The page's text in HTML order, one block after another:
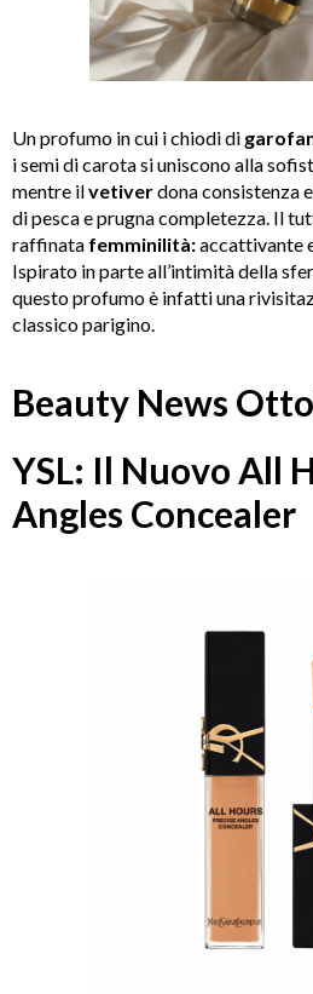
Un profumo in cui i chiodi di
i semi di carota si uniscono alla
mentre ilvetiverdona consistenza
di pesca e prugna completezza. Il
raffinata femminilità:accattivante
Ispirato in parte all’intimità della
questo profumo è infatti una
classico parigino.
Beauty News
YSL: Il Nuovo All
Angles Concealer